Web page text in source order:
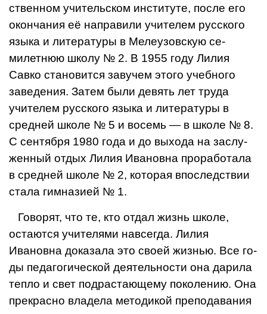
ственном учительском институте, после его
окончания её напра­вили учителем русского
языка и литературы в Мелеузовскую се­
милетнюю школу № 2. В 1955 го­ду Лилия
Савко становится завучем этого учебного
заведения. Затем были девять лет труда
учителем русского языка и лите­ратуры в
средней школе № 5 и восемь — в школе № 8.
С сентября 1980 года и до выхода на заслу­
женный отдых Лилия Ивановна проработала
в средней школе № 2, которая впоследствии
стала гимназией № 1.
Говорят, что те, кто отдал жизнь школе,
остаются учителями на­всегда. Лилия
Ивановна дока­зала это своей жизнью. Все го­
ды педагогической деятельности она дарила
тепло и свет подрас­тающему поколению. Она
пре­красно владела методикой пре­подавания